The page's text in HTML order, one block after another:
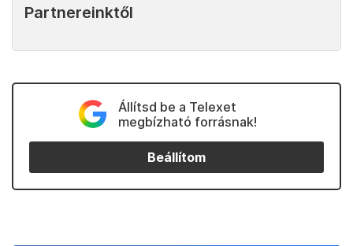
Mariupolból több mint 2500 embert vittek el. Egy
oroszbarát szeparatisták.